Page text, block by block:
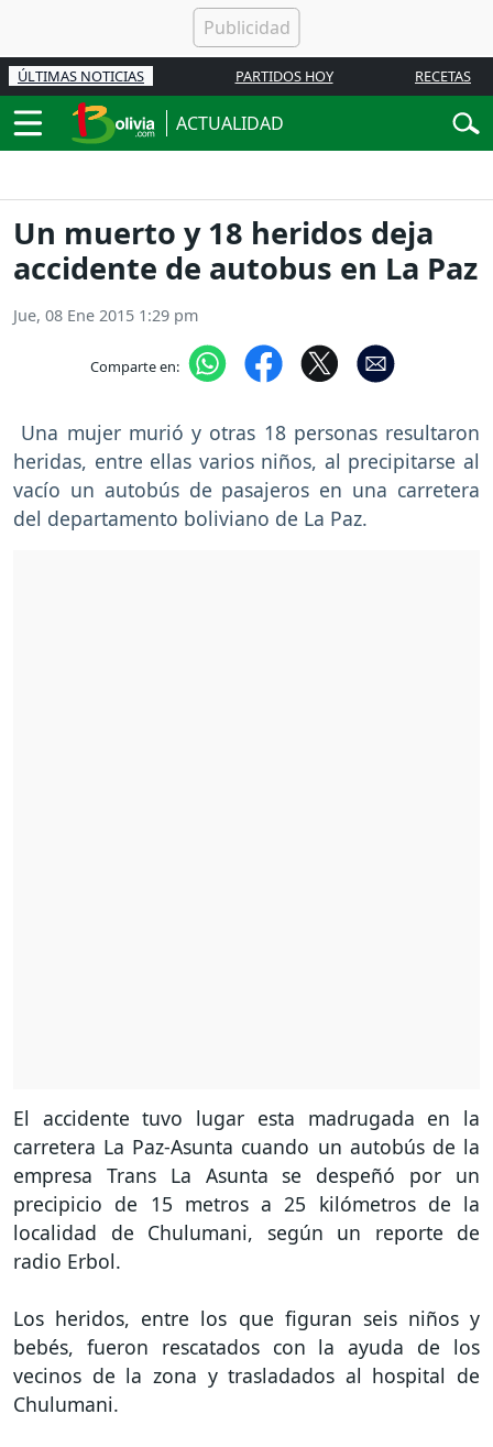
ÚLTIMAS NOTICIAS PARTIDOS HOY RECETAS
ACTUALIDAD
Un muerto y 18 heridos deja
accidente de autobus en La Paz
Jue, 08 Ene 2015 1:29 pm
Comparte en:
Una mujer murió y otras 18 personas resultaron
heridas, entre ellas varios niños, al precipitarse al
vacío un autobús de pasajeros en una carretera
del departamento boliviano de La Paz.
El accidente tuvo lugar esta madrugada en la
carretera La Paz-Asunta cuando un autobús de la
empresa Trans La Asunta se despeñó por un
precipicio de 15 metros a 25 kilómetros de la
localidad de Chulumani, según un reporte de
radio Erbol.
Los heridos, entre los que figuran seis niños y
bebés, fueron rescatados con la ayuda de los
vecinos de la zona y trasladados al hospital de
Chulumani.